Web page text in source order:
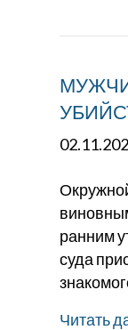
ранним
суда
Читать